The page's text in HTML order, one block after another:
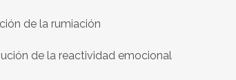
de la rumiación
de la reactividad emocional